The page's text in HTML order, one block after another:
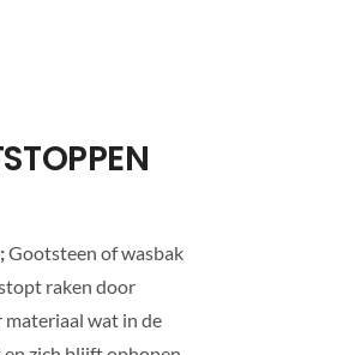
Gootsteen of wasbak
raken door
materiaal wat in de